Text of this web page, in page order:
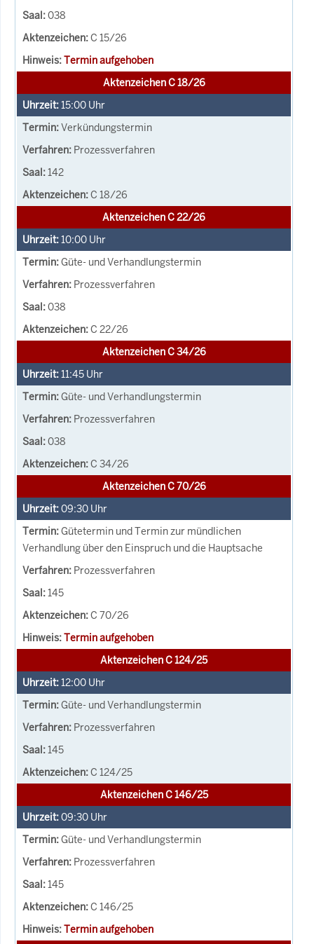
038
C 15/26
Termin aufgehoben
Aktenzeichen C 18/26
15:00 Uhr
Verkündungstermin
Prozessverfahren
142
C 18/26
Aktenzeichen C 22/26
10:00 Uhr
Güte- und Verhandlungstermin
Prozessverfahren
038
C 22/26
Aktenzeichen C 34/26
11:45 Uhr
Güte- und Verhandlungstermin
Prozessverfahren
038
C 34/26
Aktenzeichen C 70/26
09:30 Uhr
Gütetermin und Termin zur mündlichen
Verhandlung über den Einspruch und die Hauptsache
Prozessverfahren
145
C 70/26
Termin aufgehoben
Aktenzeichen C 124/25
12:00 Uhr
Güte- und Verhandlungstermin
Prozessverfahren
145
C 124/25
Aktenzeichen C 146/25
09:30 Uhr
Güte- und Verhandlungstermin
Prozessverfahren
145
C 146/25
Termin aufgehoben